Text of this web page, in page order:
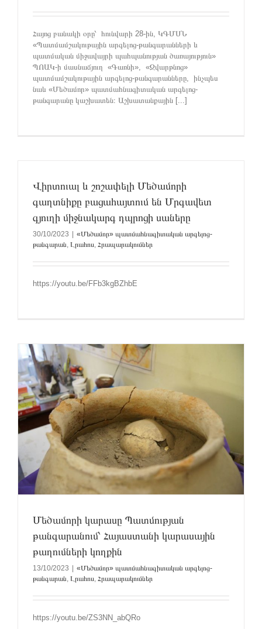
Հայոց բանակի օրը՝ հունվարի 28-ին, ԿԳՄՍՆ
«Պատմամշակութային արգելոց-թանգարանների և
պատմական միջավայրի պահպանության ծառայություն»
ՊՈԱԿ-ի մասնաճյուղ «Գառնի», «Զվարթնոց»
պատմամշակութային արգելոց-թանգարանները, ինչպես
նաև «Մեծամոր» պատմահնագիտական արգելոց-
թանգարանը կաշխատեն։ Աշխատանքային [...]
Վիրտուալ և շոշափելի Մեծամորի
գաղտնիքը բացահայտում են Մրգավետ
գյուղի միջնակարգ դպրոցի սաները
30/10/2023
«Մեծամոր» պատմահնագիտական արգելոց-
թանգարան, Լրահոս, Հրապարակումներ
https://youtu.be/FFb3kgBZhbE
Մեծամորի կարասը Պատմության
թանգարանում՝ Հայաստանի կարասային
թաղումների կողքին
13/10/2023
«Մեծամոր» պատմահնագիտական արգելոց-
թանգարան, Լրահոս, Հրապարակումներ
https://youtu.be/ZS3NN_abQRo